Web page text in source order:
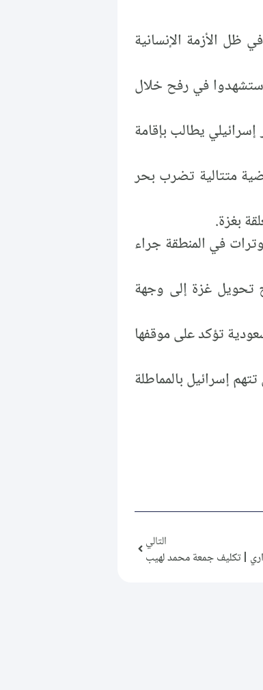
ظل الأزمة الإنسانية
في رفح خلال
إسرائيلي يطالب بإقامة
متتالية تضرب بحر
بغزة.
في المنطقة جراء
تحويل غزة إلى وجهة
تؤكد على موقفها
إسرائيل بالمماطلة
التالي
| تكليف جمعة محمد لهيب